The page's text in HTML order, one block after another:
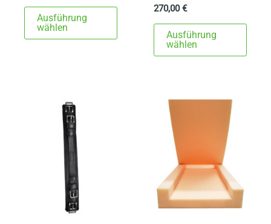
Ausführung
wählen
Dieses
Produktseite
270,00€
Ausführung
wählen